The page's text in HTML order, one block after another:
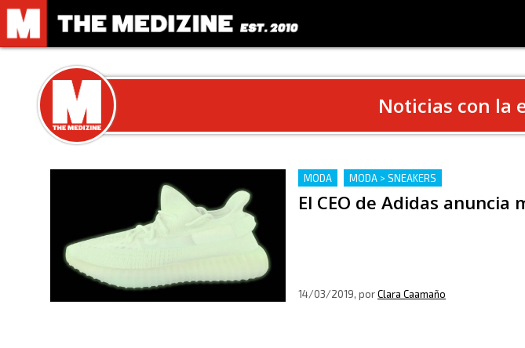
Noticias con la
MODA MODA > SNEAKERS
El CEO de Adidas
14/03/2019, porClara Caamaño